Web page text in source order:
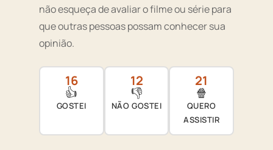
não esqueça de avaliar o filme ou série para
que outras pessoas possam conhecer sua
opinião.
16
👍
GOSTEI
12
👎
NÃO GOSTEI
21
🍿
QUERO
ASSISTIR